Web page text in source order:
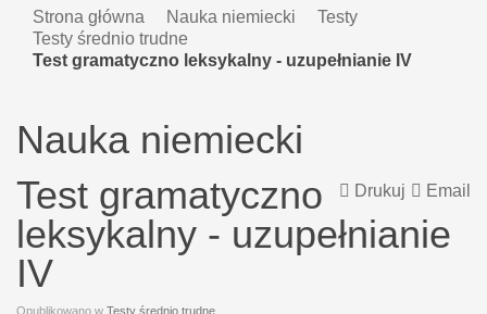
Strona główna Nauka niemiecki
Testy
Testy średnio trudne
Test gramatyczno leksykalny - uzupełnianie IV
Nauka niemiecki
Email
Drukuj
Test gramatyczno
leksykalny - uzupełnianie
IV
Opublikowano w Testy średnio trudne